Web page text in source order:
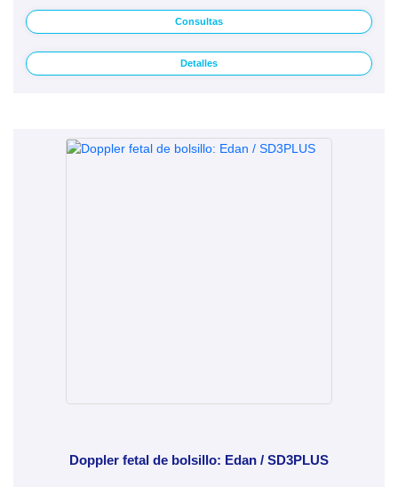
Consultas
Detalles
Doppler fetal de bolsillo: Edan / SD3PLUS